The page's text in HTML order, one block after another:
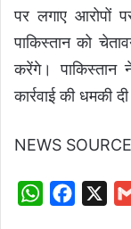
पर लगाए आरोपों
पाकिस्तान को
करेंगे। पाकिस्तान
कार्रवाई की धमकी
NEWS
W